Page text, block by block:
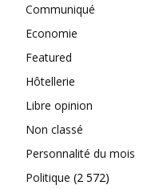
Communiqué
Economie
Featured
Hôtellerie
Libre opinion
Non classé
Personnalité du mois
Politique (2 572)